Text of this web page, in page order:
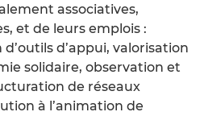
associatives,
et de leurs emplois :
d’appui, valorisation
solidaire, observation et
de réseaux
à l’animation de